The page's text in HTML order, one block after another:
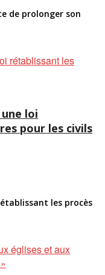
de prolonger son
loi
pour les civils
les procès